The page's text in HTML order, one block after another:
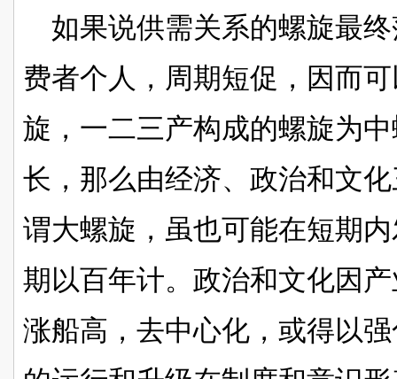
如果说供需关系的螺旋最
费者个人，周期短促，因而
旋，一二三产构成的螺旋为
长，那么由经济、政治和文
谓大螺旋，虽也可能在短期
期以百年计。政治和文化因
涨船高，去中心化，或得以